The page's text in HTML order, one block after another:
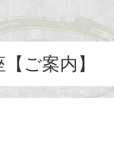
ご案内】